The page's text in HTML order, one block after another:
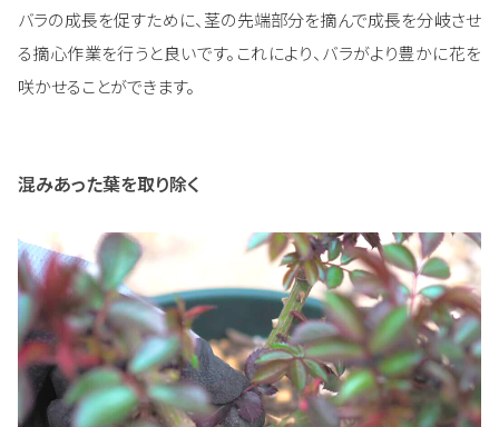
バラの成長を促すために、茎の先端部分を摘んで成長を分岐させ
る摘心作業を行うと良いです。これにより、バラがより豊かに花を
咲かせることができます。
混みあった葉を取り除く